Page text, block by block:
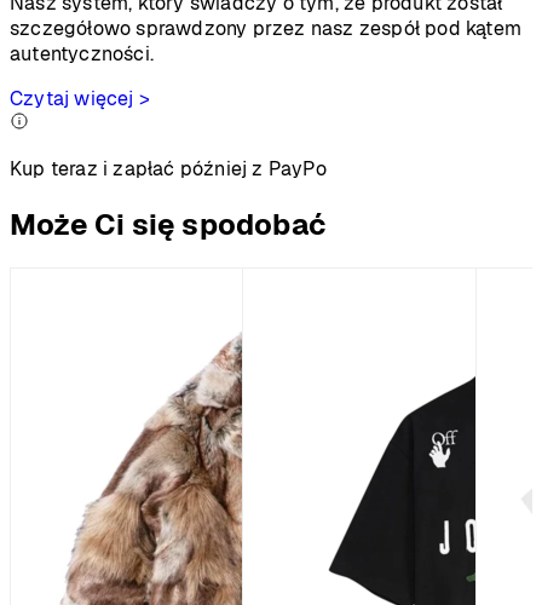
szczegółowo sprawdzony przez nasz zespół pod kątem
autentyczności.
Czytaj więcej >
Kup teraz i zapłać później z PayPo
Może Ci się spodobać